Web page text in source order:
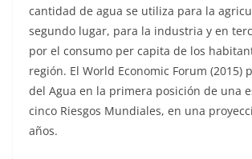
cantidad de agua se utiliza para la
segundo lugar, para la industria y en
por el consumo per capita de los
región. El World Economic Forum (2015)
del Agua en la primera posición de una
cinco Riesgos Mundiales, en una
años.